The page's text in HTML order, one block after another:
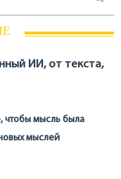
ИИ, от текста,
чтобы мысль была
мыслей